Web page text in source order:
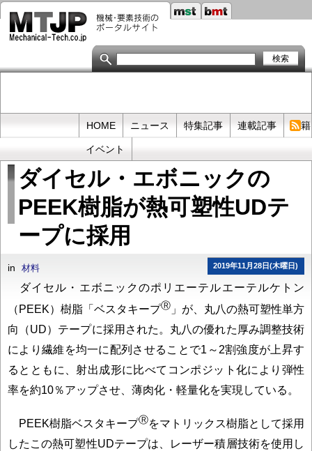
メ
イ
テ
HOME ニュース 特集記事 連載記事 書
イベント
ダイセル・エボニックの
PEEK樹脂が熱可塑性UDテ
ープに採用
2019年11月28日(木曜日)
in 材料
ダイセル・エボニックのポリエーテルエーテルケトン
（PEEK）樹脂「ベスタキープⓇ 」が、丸八の熱可塑性単方
向（UD）テープに採用された。丸八の優れた厚み調整技術
により繊維を均一に配列させることで1～2割強度が上昇す
るとともに、射出成形に比べてコンポジット化により弾性
率を約10％アップさせ、薄肉化・軽量化を実現している。
PEEK樹脂ベスタキープⓇをマトリックス樹脂として採用
したこの熱可塑性UDテープは、レーザー積層技術を使用し